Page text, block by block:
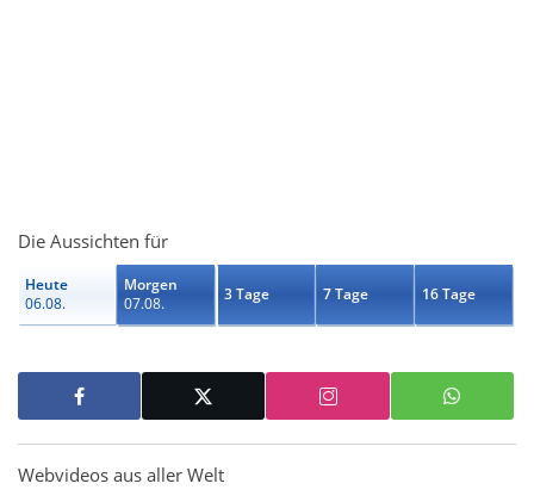
Die Aussichten für
Heute
06.08.
Morgen
07.08.
3 Tage 7 Tage 16 Tage
Webvideos aus aller Welt